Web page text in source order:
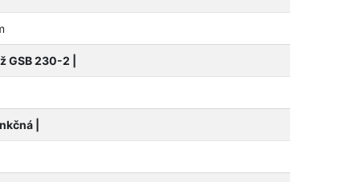
GSB 230-2 |
|